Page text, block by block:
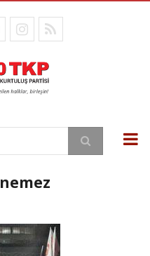
youtubeinstagram
RSS